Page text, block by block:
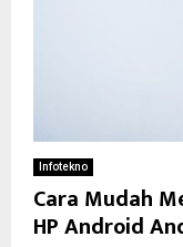
Infotekno
Cara Mudah
HP Android